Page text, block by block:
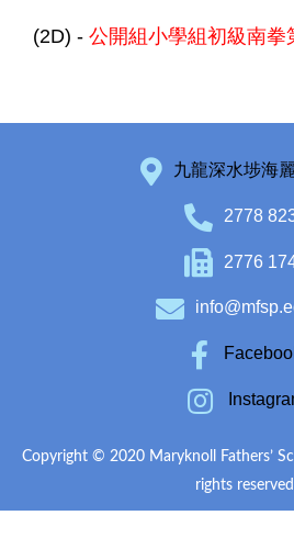
(2D) - 公開組小學組初級南拳
九龍深水埗海
2778
2776
Copyright © 2020 Maryknoll Fathers’
rights